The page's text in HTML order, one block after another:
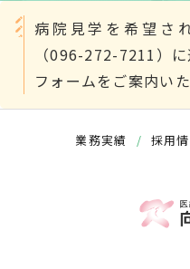
病院見学を希望さ
（096-272-7211）
フォームをご案内い
業務実績 / 採用